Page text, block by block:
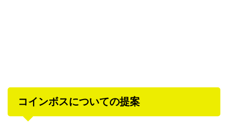
コインボスについての提案